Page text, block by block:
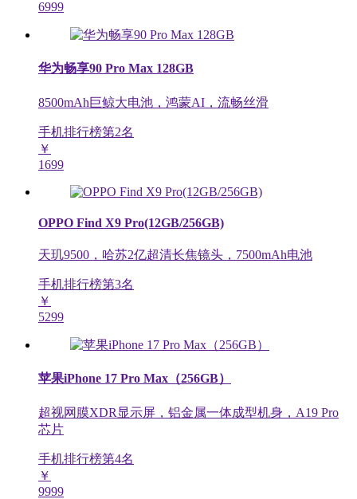
6999
华为畅享90 Pro Max 128GB
8500mAh巨鲸大电池，鸿蒙AI，流畅丝滑
手机排行榜第2名
￥
1699
OPPO Find X9 Pro(12GB/256GB)
天玑9500，哈苏2亿超清长焦镜头，7500mAh电池
手机排行榜第3名
￥
5299
苹果iPhone 17 Pro Max（256GB）
超视网膜XDR显示屏，铝金属一体成型机身，A19 Pro
芯片
手机排行榜第4名
￥
9999